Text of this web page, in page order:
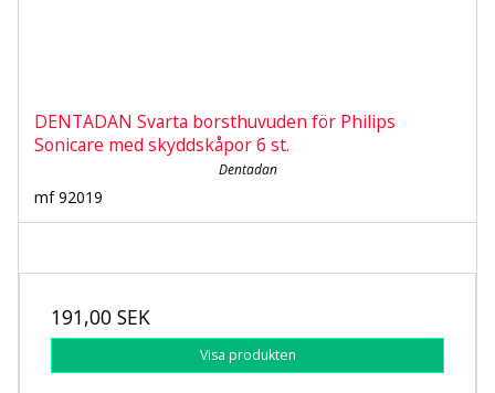
DENTADAN Svarta borsthuvuden för Philips
Sonicare med skyddskåpor 6 st.
Dentadan
mf 92019
191,00 SEK
Visa produkten